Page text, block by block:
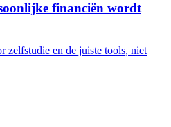
financiën wordt
zelfstudie en de juiste tools, niet